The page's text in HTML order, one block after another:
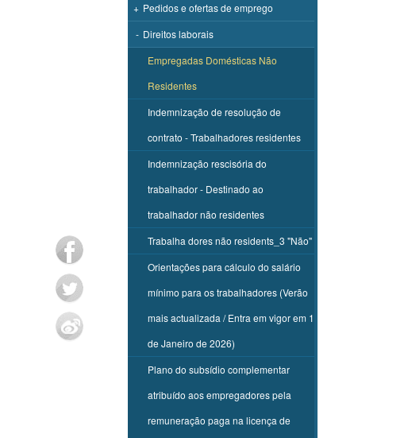
+ Pedidos e ofertas de emprego
- Direitos laborais
Empregadas Domésticas Não
Residentes
Indemnização de resolução de
contrato - Trabalhadores residentes
Indemnização rescisória do
trabalhador - Destinado ao
trabalhador não residentes
Trabalha dores não residents_3 "Não"
Orientações para cálculo do salário
mínimo para os trabalhadores (Verão
mais actualizada / Entra em vigor em 1
de Janeiro de 2026)
Plano do subsídio complementar
atribuído aos empregadores pela
remuneração paga na licença de